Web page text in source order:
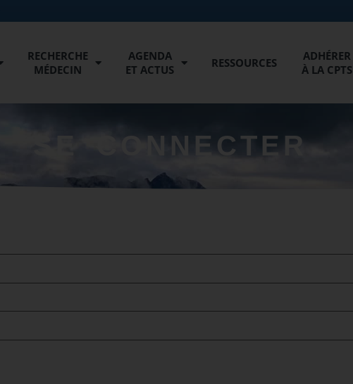
RECHERCHE
MÉDECIN
AGENDA
ET ACTUS
RESSOURCES
ADHÉRER
À LA CPTS
SE CONNECTER